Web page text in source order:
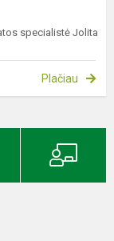
specialistė Jolita
Plačiau